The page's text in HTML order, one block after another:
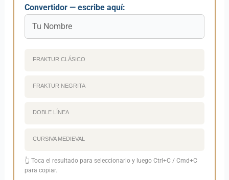
Convertidor — escribe aquí:
FRAKTUR CLÁSICO
FRAKTUR NEGRITA
DOBLE LÍNEA
CURSIVA MEDIEVAL
👆 Toca el resultado para seleccionarlo y luego Ctrl+C / Cmd+C
para copiar.